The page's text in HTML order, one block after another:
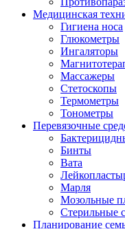
Медицинская
Гигиена носа
Глюкометры
Ингаляторы
Массажеры
Стетоскопы
Термометры
Тонометры
Перевязочные
Бинты
Вата
Марля
Мозольные
Стерильные
Планирование